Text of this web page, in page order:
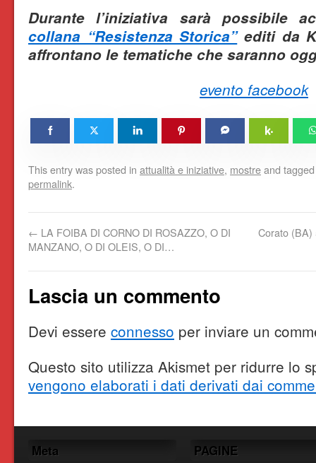
Durante l’iniziativa sarà possibile
collana “Resistenza Storica”editi da
affrontano le tematiche che saranno
evento facebook
This entry was posted in attualità e iniziative, mostreand
permalink.
← LA FOIBA DI CORNO DI ROSAZZO, O DI
MANZANO, O DI OLEIS, O DI…
Corato (BA)
Lascia un commento
Devi essere connesso per inviare un
Questo sito utilizza Akismet per ridurre lo
vengono elaborati i dati derivati dai
Meta PAGINE